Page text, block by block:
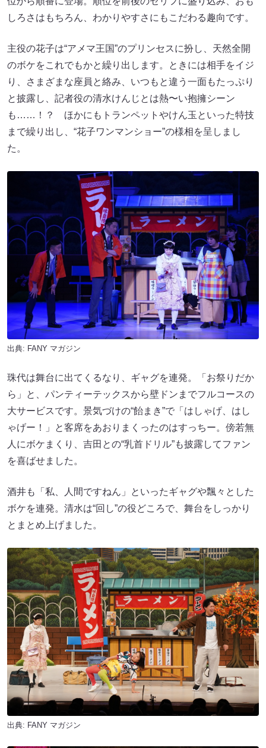
しろさはもちろん、わかりやすさにもこだわる趣向です。
主役の花子は“アメマ王国”のプリンセスに扮し、天然全開
のボケをこれでもかと繰り出します。ときには相手をイジ
り、さまざまな座員と絡み、いつもと違う一面もたっぷり
と披露し、記者役の清水けんじとは熱〜い抱擁シーン
も……！？ ほかにもトランペットやけん玉といった特技
まで繰り出し、“花子ワンマンショー”の様相を呈しまし
た。
出典: FANY マガジン
珠代は舞台に出てくるなり、ギャグを連発。「お祭りだか
ら」と、パンティーテックスから壁ドンまでフルコースの
大サービスです。景気づけの“飴まき”で「はしゃげ、はし
ゃげー！」と客席をあおりまくったのはすっちー。傍若無
人にボケまくり、吉田との“乳首ドリル”も披露してファン
を喜ばせました。
酒井も「私、人間ですねん」といったギャグや飄々とした
ボケを連発。清水は“回し”の役どころで、舞台をしっかり
とまとめ上げました。
出典: FANY マガジン